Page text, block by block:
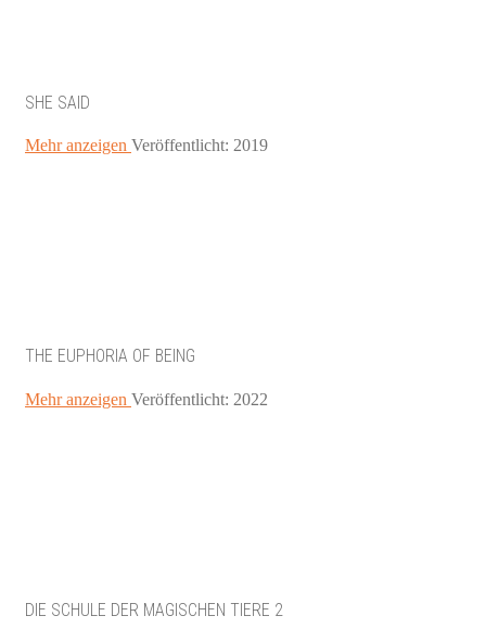
SHE SAID
Mehr anzeigen Veröffentlicht: 2019
THE EUPHORIA OF BEING
Mehr anzeigen Veröffentlicht: 2022
DIE SCHULE DER MAGISCHEN TIERE 2